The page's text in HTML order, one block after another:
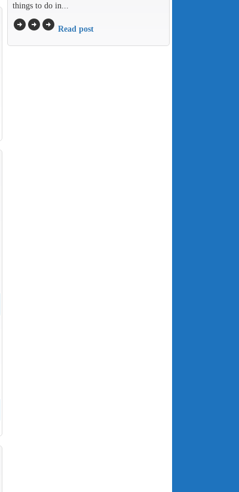
things to do in...
arrow_circle_rightarrow_circle_rightarrow_circle_right Read post